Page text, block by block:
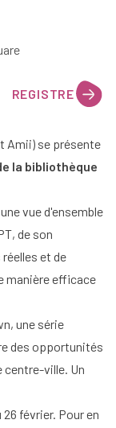
REGISTRE
Amii) se présente
la bibliothèque
vue d'ensemble
de son
et de
manière efficace
une série
des opportunités
ville. Un
février. Pour en